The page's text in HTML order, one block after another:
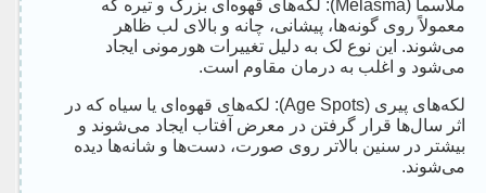
ملاسما (Melasma): لکه‌های قهوه‌ای بزرگ و تیره که
معمولاً روی گونه‌ها، پیشانی، چانه و بالای لب ظاهر
می‌شوند. این نوع لک به دلیل تغییرات هورمونی ایجاد
می‌شود و اغلب به درمان مقاوم است.
لکه‌های پیری (Age Spots): لکه‌های قهوه‌ای یا سیاه که در
اثر سال‌ها قرار گرفتن در معرض آفتاب ایجاد می‌شوند و
بیشتر در سنین بالاتر روی صورت، دست‌ها و شانه‌ها دیده
می‌شوند.